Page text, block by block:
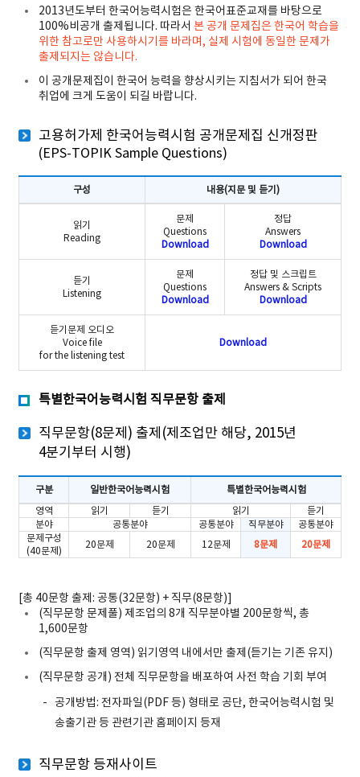
2013년도부터 한국어능력시험은 한국어표준교재를 바탕으로
100%비공개 출제됩니다. 따라서 본 공개 문제집은 한국어 학습을
위한 참고로만 사용하시기를 바라며, 실제 시험에 동일한 문제가
출제되지는 않습니다.
이 공개문제집이 한국어 능력을 향상시키는 지침서가 되어 한국
취업에 크게 도움이 되길 바랍니다.
고용허가제 한국어능력시험 공개문제집 신개정판
(EPS-TOPIK Sample Questions)
고용허가제 한국어능력시험 공개문제집 1차 개정판(First
구성 내용(지문 및 듣기)
읽기
Reading
문제
Questions
Download
정답
Answers
Download
듣기
Listening
문제
Questions
Download
정답 및 스크립트
Answers & Scripts
Download
듣기문제 오디오
Voice file
for the listening test
Download
특별한국어능력시험 직무문항 출제
직무문항(8문제) 출제(제조업만 해당, 2015년
4분기부터 시행)
직무문항(8문제) 출제(제조업만 해당, 2015년 4분기부터 시행)
구분 일반한국어능력시험
특별한국어능력시험
영역
읽기 듣기 읽기
듣기
분야
공통분야 공통분야 직무분야
공통분야
문제구성
(40문제)
20문제 20문제 12문제 8문제 20문제
[총 40문항 출제: 공통(32문항) + 직무(8문항)]
(직무문항 문제풀) 제조업의 8개 직무분야별 200문항씩, 총
1,600문항
(직무문항 출제 영역) 읽기영역 내에서만 출제(듣기는 기존 유지)
(직무문항 공개) 전체 직무문항을 배포하여 사전 학습 기회 부여
공개방법: 전자파일(PDF 등) 형태로 공단, 한국어능력시험 및
송출기관 등 관련기관 홈페이지 등재
직무문항 등재사이트